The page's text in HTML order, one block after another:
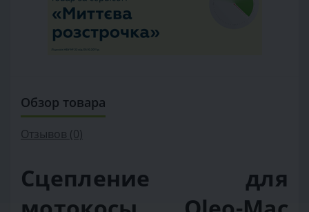
Обзор товара
Отзывов (0)
Сцепление для